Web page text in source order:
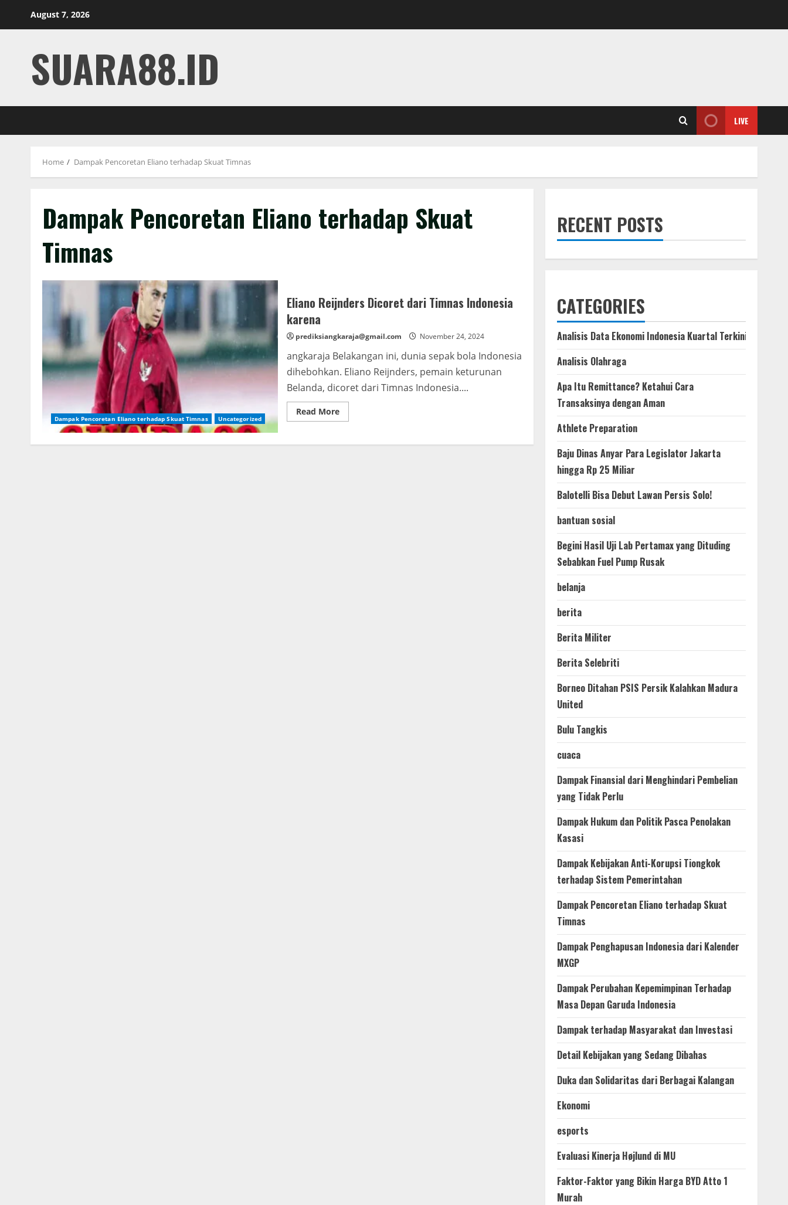
August 7, 2026
SUARA88.ID
LIVE
Home Dampak Pencoretan Eliano terhadap Skuat Timnas
Dampak Pencoretan Eliano terhadap Skuat
Timnas
Dampak Pencoretan Eliano terhadap Skuat Timnas Uncategorized
Eliano Reijnders Dicoret dari Timnas Indonesia
karena
prediksiangkaraja@gmail.com November 24, 2024
angkaraja Belakangan ini, dunia sepak bola Indonesia
dihebohkan. Eliano Reijnders, pemain keturunan
Belanda, dicoret dari Timnas Indonesia....
Read MoreRead
more
Reijnders
RECENT POSTS
CATEGORIES
Analisis Data Ekonomi Indonesia Kuartal Terkini
Analisis Olahraga
Apa Itu Remittance? Ketahui Cara
Transaksinya dengan Aman
Athlete Preparation
Baju Dinas Anyar Para Legislator Jakarta
hingga Rp 25 Miliar
Balotelli Bisa Debut Lawan Persis Solo!
bantuan sosial
Begini Hasil Uji Lab Pertamax yang Dituding
Sebabkan Fuel Pump Rusak
belanja
berita
Berita Militer
Berita Selebriti
Borneo Ditahan PSIS Persik Kalahkan Madura
United
Bulu Tangkis
cuaca
Dampak Finansial dari Menghindari Pembelian
yang Tidak Perlu
Dampak Hukum dan Politik Pasca Penolakan
Kasasi
Dampak Kebijakan Anti-Korupsi Tiongkok
terhadap Sistem Pemerintahan
Dampak Pencoretan Eliano terhadap Skuat
Timnas
Dampak Penghapusan Indonesia dari Kalender
MXGP
Dampak Perubahan Kepemimpinan Terhadap
Masa Depan Garuda Indonesia
Dampak terhadap Masyarakat dan Investasi
Detail Kebijakan yang Sedang Dibahas
Duka dan Solidaritas dari Berbagai Kalangan
Ekonomi
esports
Evaluasi Kinerja Højlund di MU
Faktor-Faktor yang Bikin Harga BYD Atto 1
Murah